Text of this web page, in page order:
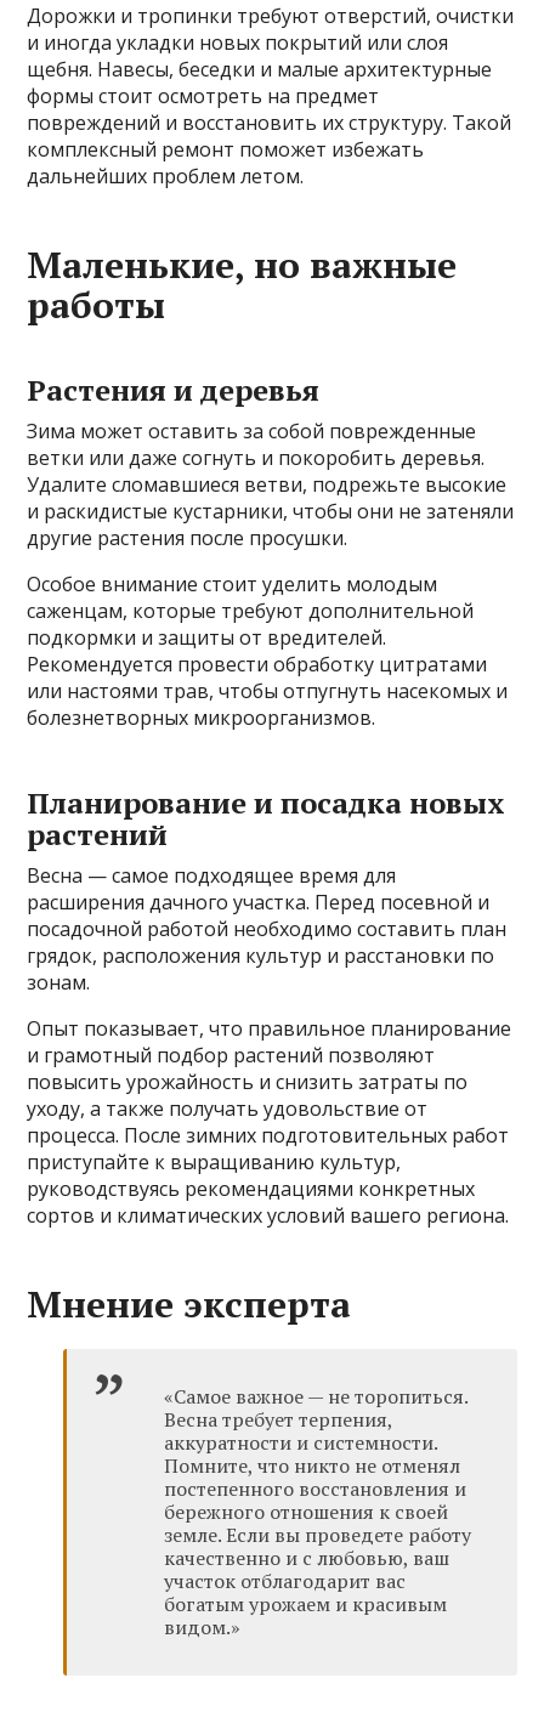
Дорожки и тропинки требуют отверстий, очистки
и иногда укладки новых покрытий или слоя
щебня. Навесы, беседки и малые архитектурные
формы стоит осмотреть на предмет
повреждений и восстановить их структуру. Такой
комплексный ремонт поможет избежать
дальнейших проблем летом.
Маленькие, но важные
работы
Растения и деревья
Зима может оставить за собой поврежденные
ветки или даже согнуть и покоробить деревья.
Удалите сломавшиеся ветви, подрежьте высокие
и раскидистые кустарники, чтобы они не затеняли
другие растения после просушки.
Особое внимание стоит уделить молодым
саженцам, которые требуют дополнительной
подкормки и защиты от вредителей.
Рекомендуется провести обработку цитратами
или настоями трав, чтобы отпугнуть насекомых и
болезнетворных микроорганизмов.
Планирование и посадка новых
растений
Весна — самое подходящее время для
расширения дачного участка. Перед посевной и
посадочной работой необходимо составить план
грядок, расположения культур и расстановки по
зонам.
Опыт показывает, что правильное планирование
и грамотный подбор растений позволяют
повысить урожайность и снизить затраты по
уходу, а также получать удовольствие от
процесса. После зимних подготовительных работ
приступайте к выращиванию культур,
руководствуясь рекомендациями конкретных
сортов и климатических условий вашего региона.
Мнение эксперта
«Самое важное — не торопиться.
Весна требует терпения,
аккуратности и системности.
Помните, что никто не отменял
постепенного восстановления и
бережного отношения к своей
земле. Если вы проведете работу
качественно и с любовью, ваш
участок отблагодарит вас
богатым урожаем и красивым
видом.»